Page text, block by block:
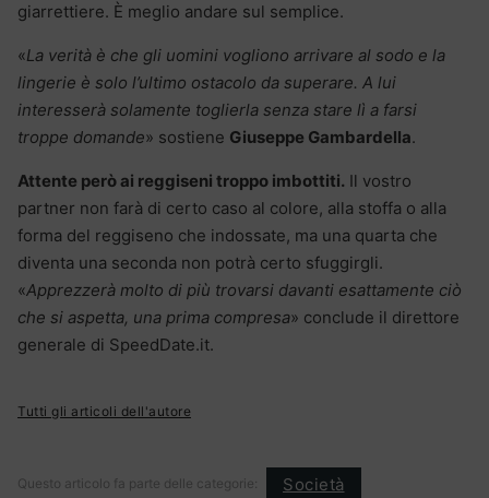
giarrettiere. È meglio andare sul semplice.
«La verità è che gli uomini vogliono arrivare al sodo e la
lingerie è solo l’ultimo ostacolo da superare. A lui
interesserà solamente toglierla senza stare lì a farsi
troppe domande» sostiene Giuseppe Gambardella.
Attente però ai reggiseni troppo imbottiti. Il vostro
partner non farà di certo caso al colore, alla stoffa o alla
forma del reggiseno che indossate, ma una quarta che
diventa una seconda non potrà certo sfuggirgli.
«Apprezzerà molto di più trovarsi davanti esattamente ciò
che si aspetta, una prima compresa» conclude il direttore
generale di SpeedDate.it.
Tutti gli articoli dell'autore
Questo articolo fa parte delle categorie: Società